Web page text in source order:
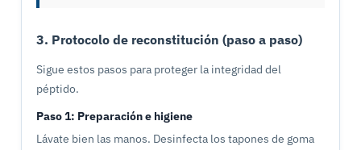
3. Protocolo de reconstitución (paso a paso)
Sigue estos pasos para proteger la integridad del
péptido.
Paso 1: Preparación e higiene
Lávate bien las manos. Desinfecta los tapones de goma